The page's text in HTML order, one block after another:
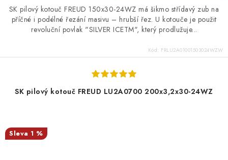
SK pilový kotouč FREUD 150x30-24WZ má šikmo střídavý zub na
příčné i podélné řezání masivu – hrubší řez. U kotouče je použit
revoluční povlak "SILVER ICETM", který prodlužuje...
Kód: FRLU2A01001503024WZW
SK pilový kotouč FREUD LU2A0700 200x3,2x30-24WZ
1 %